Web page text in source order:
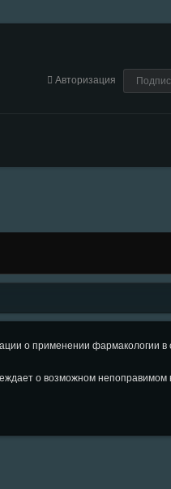
Авторизация
о применении фармакологии в
о возможном непоправимом